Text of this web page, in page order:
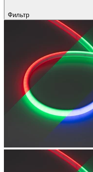
Фильтр